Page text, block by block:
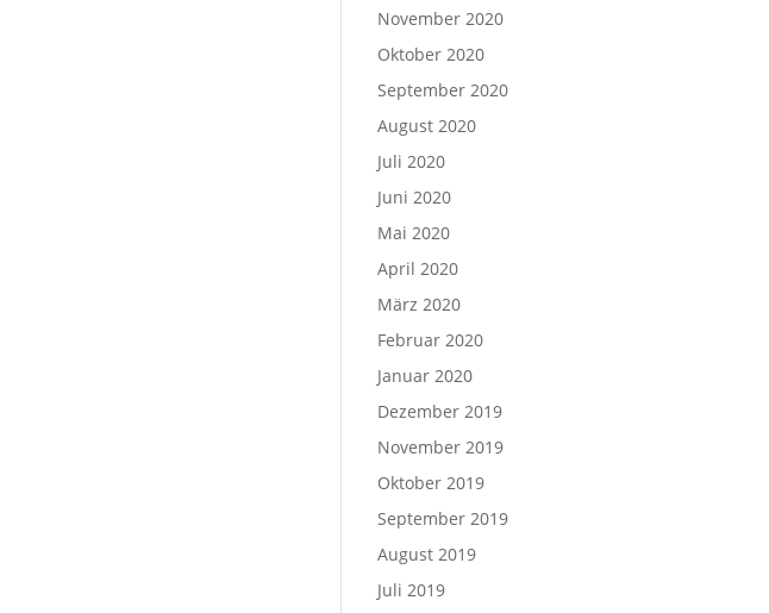
November 2020
Oktober 2020
September 2020
August 2020
Juli 2020
Juni 2020
Mai 2020
April 2020
März 2020
Februar 2020
Januar 2020
Dezember 2019
November 2019
Oktober 2019
September 2019
August 2019
Juli 2019